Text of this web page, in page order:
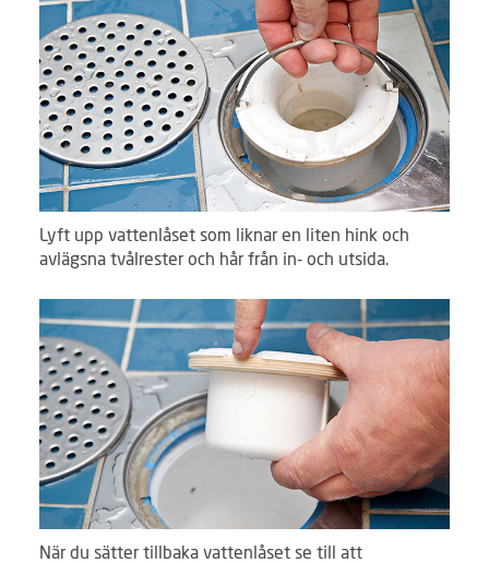
Lyft upp vattenlåset som liknar en liten hink och
avlägsna tvålrester och hår från in- och utsida.
När du sätter tillbaka vattenlåset se till att